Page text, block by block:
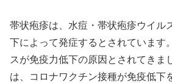
帯状疱疹は、水痘・帯状疱疹ウイル
下によって発症するとされています
スが免疫力低下の原因とされてきま
は、コロナワクチン接種が免疫低下